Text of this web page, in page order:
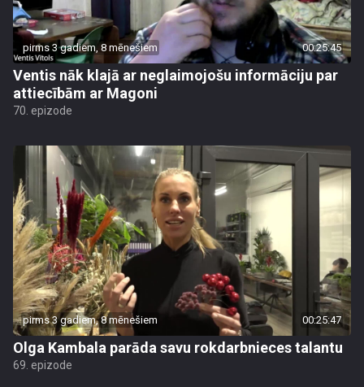
pirms 3 gadiem, 8 mēnešiem 00:25:45
Ventis nāk klajā ar neglaimojošu informāciju par
attiecībām ar Magoni
70. epizode
pirms 3 gadiem, 8 mēnešiem 00:25:47
Olga Kambala parāda savu rokdarbnieces talantu
69. epizode